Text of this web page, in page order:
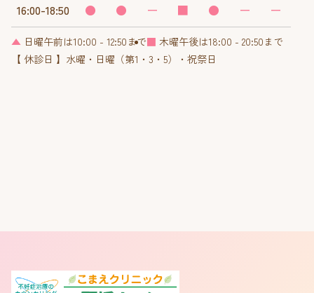
16:00-18:50 ● ● ー ■ ● ー ー
▲ 日曜午前は10:00 - 12:50まで■ 木曜午後は18:00 - 20:50まで
【 休診日 】水曜・日曜（第1・3・5）・祝祭日